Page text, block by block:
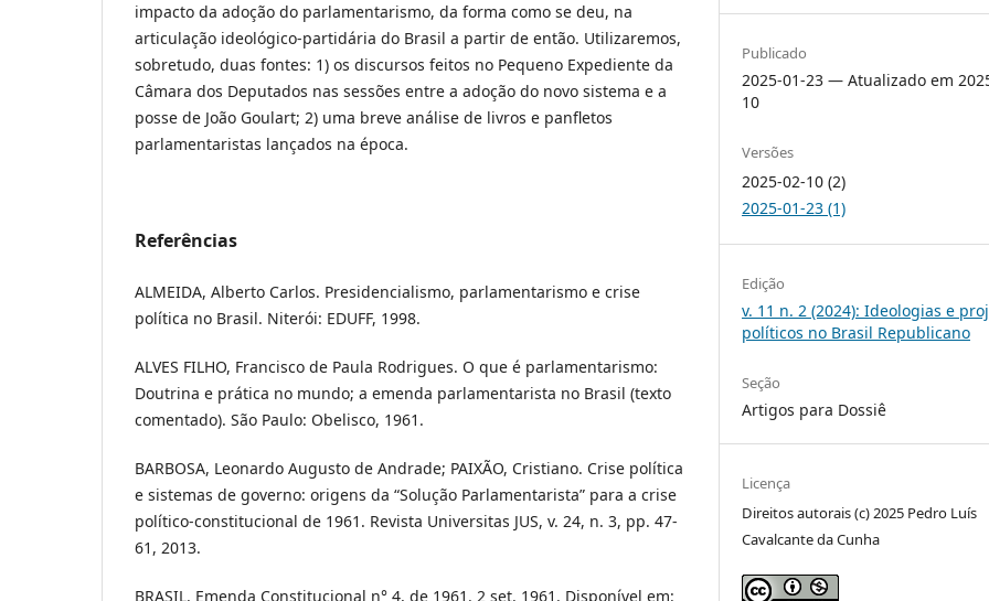
impacto da adoção do parlamentarismo, da forma como se deu, na
articulação ideológico-partidária do Brasil a partir de então. Utilizaremos,
sobretudo, duas fontes: 1) os discursos feitos no Pequeno Expediente da
Câmara dos Deputados nas sessões entre a adoção do novo sistema e a
posse de João Goulart; 2) uma breve análise de livros e panfletos
parlamentaristas lançados na época.
Referências
ALMEIDA, Alberto Carlos. Presidencialismo, parlamentarismo e crise
política no Brasil. Niterói: EDUFF, 1998.
ALVES FILHO, Francisco de Paula Rodrigues. O que é parlamentarismo:
Doutrina e prática no mundo; a emenda parlamentarista no Brasil (texto
comentado). São Paulo: Obelisco, 1961.
BARBOSA, Leonardo Augusto de Andrade; PAIXÃO, Cristiano. Crise política
e sistemas de governo: origens da “Solução Parlamentarista” para a crise
político-constitucional de 1961. Revista Universitas JUS, v. 24, n. 3, pp. 47-
61, 2013.
BRASIL. Emenda Constitucional n° 4, de 1961. 2 set. 1961. Disponível em:
Publicado
2025-01-23 — Atualizado em
10
Versões
2025-02-10 (2)
2025-01-23 (1)
Edição
v. 11 n. 2 (2024): Ideologias e
políticos no Brasil Republicano
Seção
Artigos para Dossiê
Licença
Direitos autorais (c) 2025 Pedro Luís
Cavalcante da Cunha